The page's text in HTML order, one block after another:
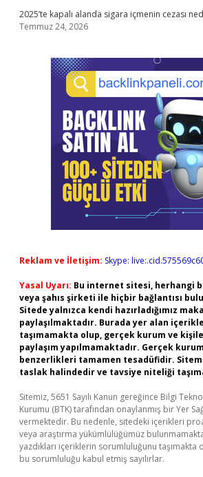
2025’te kapalı alanda sigara içmenin cezası
Temmuz 24, 2026
Reklam ve İletişim: Skype:
Yasal Uyarı: Bu internet sitesi, herhangi
veya şahıs şirketi ile hiçbir bağlantısı
Sitede yalnızca kendi hazırladığımız
paylaşılmaktadır. Burada yer alan
taşımamakta olup, gerçek kurum ve
paylaşım yapılmamaktadır. Gerçek
benzerlikleri tamamen tesadüfidir.
taslak halindedir ve tavsiye niteliği
Sitemiz, 5651 Sayılı Kanun gereğince Bilgi
Kurumu (BTK) tarafından onaylanmış bir Yer
vermektedir. Bu nedenle, sitedeki içerikleri
veya araştırma yükümlülüğümüz
yazdıkları içeriklerin sorumluluğunu taşımakta
bu sorumluluğu kabul etmiş sayılırlar.